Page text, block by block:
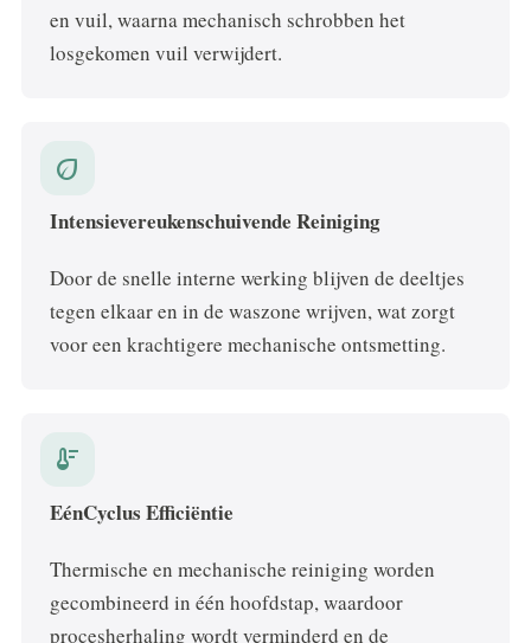
en vuil, waarna mechanisch schrobben het
losgekomen vuil verwijdert.
eco
Intensievereukenschuivende Reiniging
Door de snelle interne werking blijven de deeltjes
tegen elkaar en in de waszone wrijven, wat zorgt
voor een krachtigere mechanische ontsmetting.
thermostat
EénCyclus Efficiëntie
Thermische en mechanische reiniging worden
gecombineerd in één hoofdstap, waardoor
procesherhaling wordt verminderd en de